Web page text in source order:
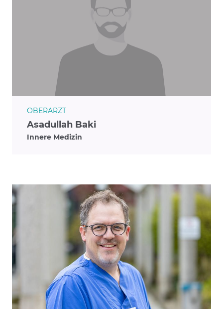
OBERARZT
Asadullah Baki
Innere Medizin